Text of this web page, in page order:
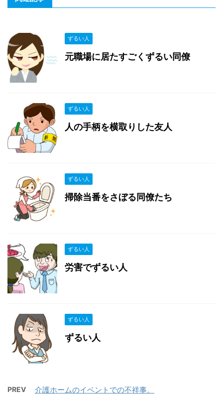
ずるい人
元職場に居たすごくずるい同僚
ずるい人
人の手柄を横取りした友人
ずるい人
掃除当番をさぼる同僚たち
ずるい人
労害でずるい人
ずるい人
ずるい人
PREV 介護ホームのイベントでの不祥事。